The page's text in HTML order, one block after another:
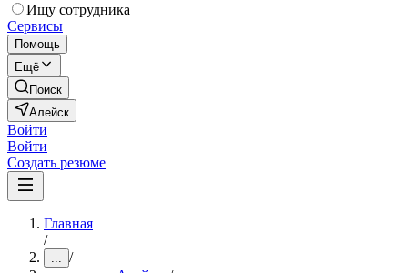
Ищу сотрудника
Сервисы
Помощь
Ещё
Поиск
Алейск
Войти
Войти
Создать резюме
Главная
/
... /